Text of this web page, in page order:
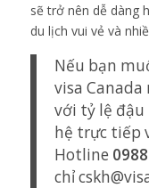
sẽ trở nên dễ dàng
du lịch vui vẻ và
Nếu bạn
visa
với tỷ lệ đậu
hệ trực tiếp
Hotline
chỉ